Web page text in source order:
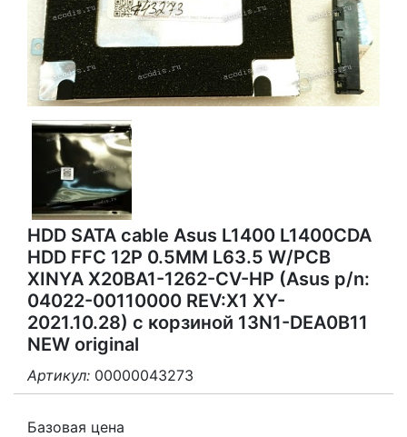
HDD SATA cable Asus L1400 L1400CDA
HDD FFC 12P 0.5MM L63.5 W/PCB
XINYA X20BA1-1262-CV-HP (Asus p/n:
04022-00110000 REV:X1 XY-
2021.10.28) с корзиной 13N1-DEA0B11
NEW original
Артикул: 00000043273
Базовая цена
3